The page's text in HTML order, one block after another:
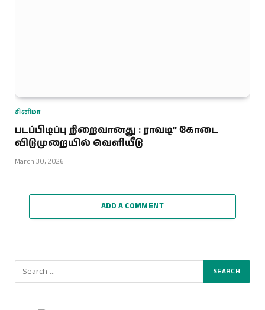
சினிமா
படப்பிடிப்பு நிறைவானது : ராவடி” கோடை
விடுமுறையில் வெளியீடு
March 30, 2026
ADD A COMMENT